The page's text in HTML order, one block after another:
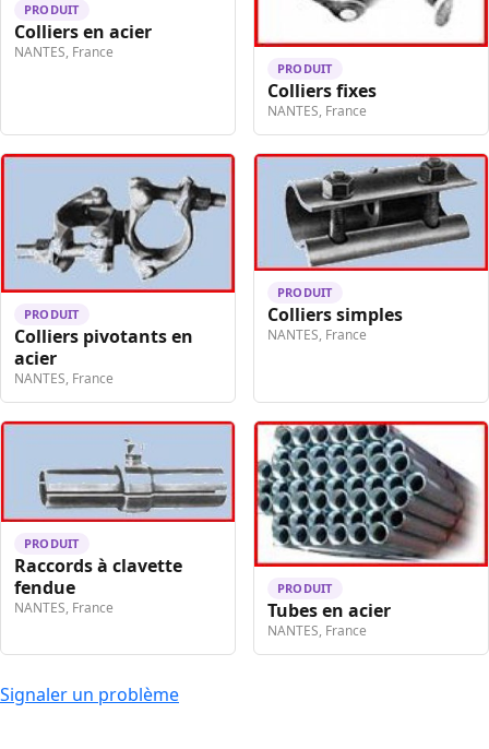
PRODUIT
Colliers en acier
NANTES, France
PRODUIT
Colliers fixes
NANTES, France
PRODUIT
Colliers pivotants en
acier
NANTES, France
PRODUIT
Colliers simples
NANTES, France
PRODUIT
Raccords à clavette
fendue
NANTES, France
PRODUIT
Tubes en acier
NANTES, France
Signaler un problème